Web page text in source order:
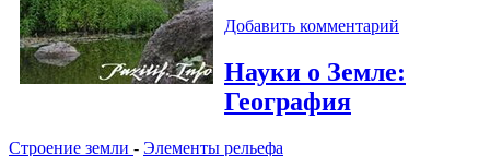
Добавить комментарий
Науки о Земле:
География
Строение земли - Элементы рельефа